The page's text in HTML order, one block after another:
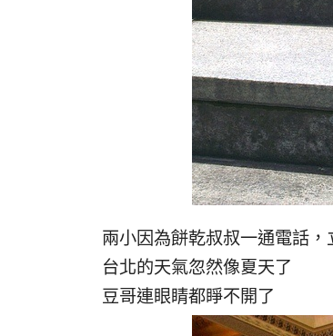
兩小因為餅乾叔叔一通電話
台北的天氣忽然像夏天了
豆哥連眼睛都睜不開了